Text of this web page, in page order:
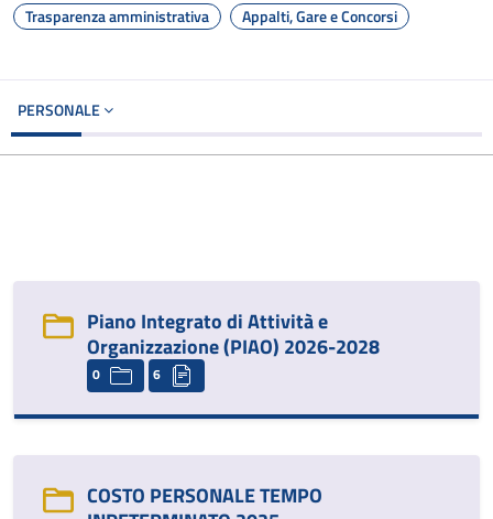
Trasparenza amministrativa Appalti, Gare e Concorsi
PERSONALE
Piano Integrato di Attività e
Organizzazione (PIAO) 2026-2028
0 6
COSTO PERSONALE TEMPO